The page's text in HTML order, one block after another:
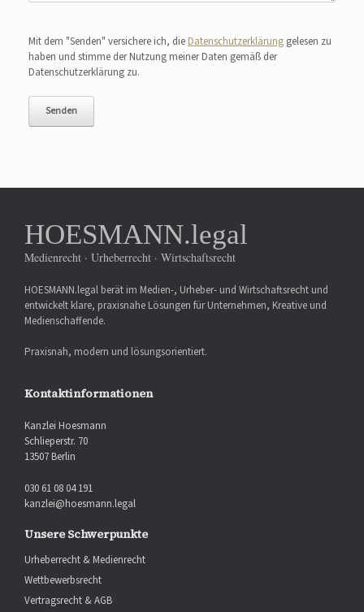
Mit dem "Senden" versichere ich, die Datenschutzerklärung gelesen zu
haben und stimme der Nutzung meiner Daten gemäß der
Datenschutzerklärung zu.
HOESMANN.legal
Medienrecht · Urheberrecht · Wirtschaftsrecht
HOESMANN.legal berät im Medien-, Urheber- und Wirtschaftsrecht und
entwickelt klare, praxisnahe Lösungen für Unternehmen, Kreative und
Medienschaffende.
Praxisnah, modern und lösungsorientiert.
Kontaktinformationen
Kanzlei Hoesmann
Schlieperstr. 70
13507 Berlin
030 61 08 04 191
kanzlei@hoesmann.legal
Unsere Schwerpunkte
Urheberrecht & Medienrecht
Wettbewerbsrecht
Vertragsrecht & AGB